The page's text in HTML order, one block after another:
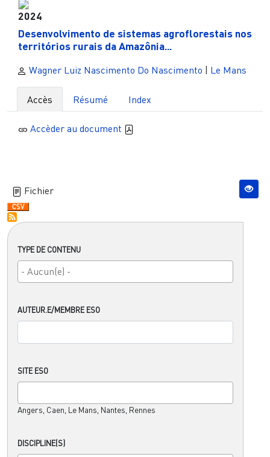
TYPE DE CONTENU
AUTEUR.E/MEMBRE ESO
SITE ESO
Angers, Caen, Le Mans, Nantes, Rennes
DISCIPLINE(S)
2024
Desenvolvimento de sistemas agroflorestais nos
territórios rurais da Amazônia...
Wagner Luiz Nascimento Do Nascimento Le Mans
Accès Résumé Index
Accèder au document
Fichier